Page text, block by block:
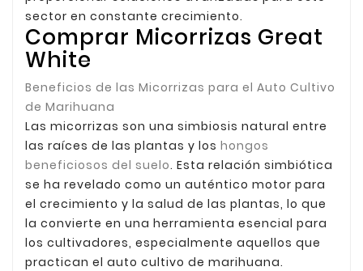
sector en constante crecimiento.
Comprar Micorrizas Great
White
Beneficios de las Micorrizas para el Auto Cultivo
de Marihuana
Las micorrizas son una simbiosis natural entre
las raíces de las plantas y los hongos
beneficiosos del suelo. Esta relación simbiótica
se ha revelado como un auténtico motor para
el crecimiento y la salud de las plantas, lo que
la convierte en una herramienta esencial para
los cultivadores, especialmente aquellos que
practican el auto cultivo de marihuana.